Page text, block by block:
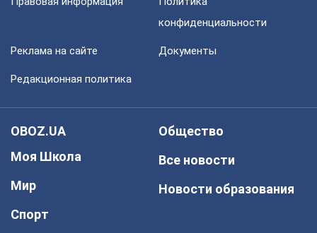
конфиденциальности
Реклама на сайте Документы
Редакционная политика
OBOZ.UA
Моя Школа
Мир
Спорт
Общество
Все новости
Новости образования